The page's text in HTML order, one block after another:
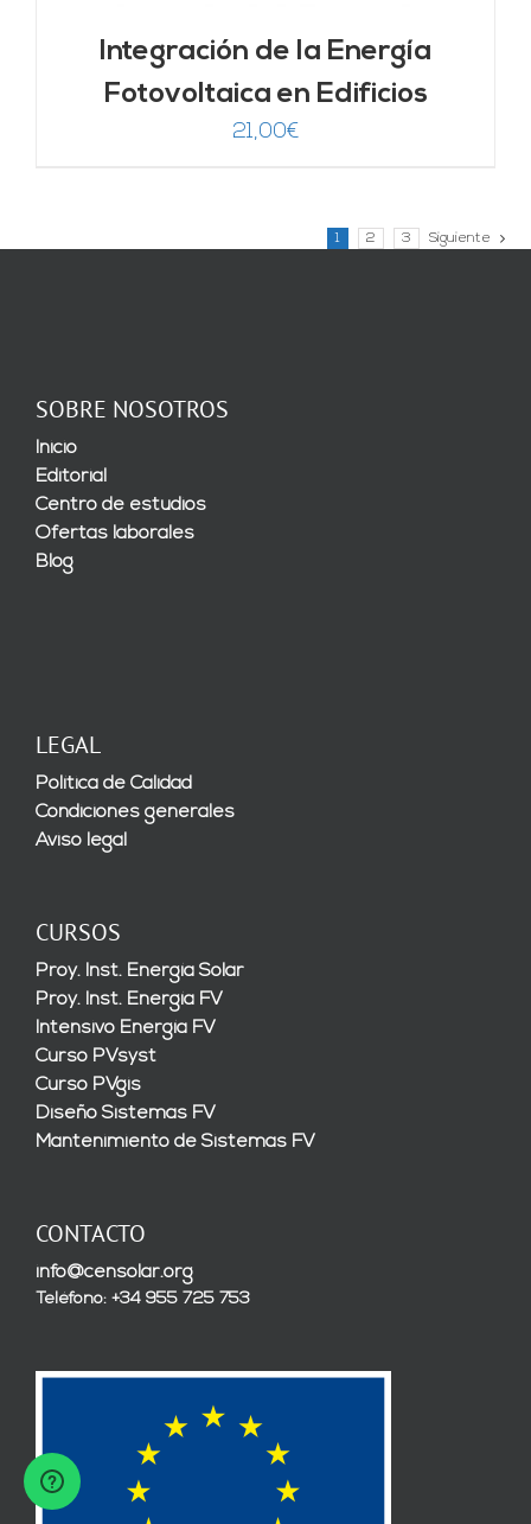
Integración de la Energía
Fotovoltaica en Edificios
21,00€
1 2 3 Siguiente
SOBRE NOSOTROS
Inicio
Editorial
Centro de estudios
Ofertas laborales
Blog
LEGAL
Política de Calidad
Condiciones generales
Aviso legal
CURSOS
Proy. Inst. Energía Solar
Proy. Inst. Energía FV
Intensivo Energía FV
Curso PVsyst
Curso PVgis
Diseño Sistemas FV
Mantenimiento de Sistemas FV
CONTACTO
info@censolar.org
Teléfono: +34 955 725 753